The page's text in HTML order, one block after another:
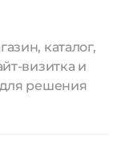
каталог,
визитка и
решения